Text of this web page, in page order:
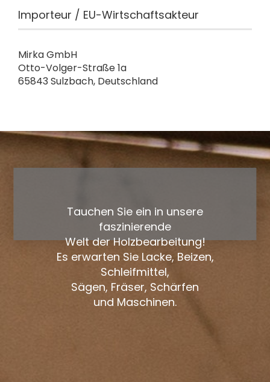
Importeur / EU-Wirtschaftsakteur
Mirka GmbH
Otto-Volger-Straße 1a
65843 Sulzbach, Deutschland
Tauchen Sie ein in unsere
faszinierende
Welt der Holzbearbeitung!
Es erwarten Sie Lacke, Beizen,
Schleifmittel,
Sägen, Fräser, Schärfen
und Maschinen.